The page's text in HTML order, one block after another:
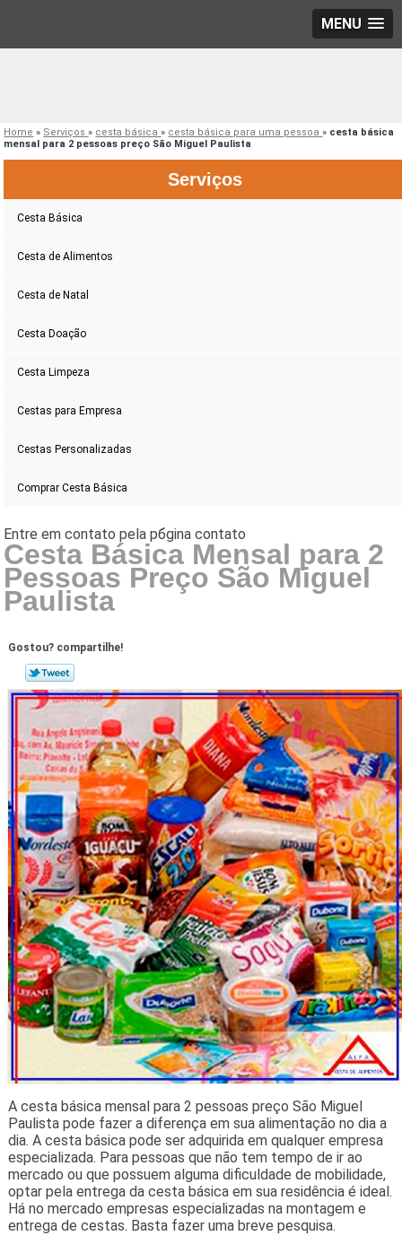
MENU
Home » Serviços» cesta básica» cesta básica para uma pessoa» cesta básica
mensal para 2 pessoas preço São Miguel Paulista
Serviços
Cesta Básica
Cesta de Alimentos
Cesta de Natal
Cesta Doação
Cesta Limpeza
Cestas para Empresa
Cestas Personalizadas
Comprar Cesta Básica
Cesta Básica Mensal para 2
Pessoas Preço São Miguel
Paulista
Gostou? compartilhe!
A cesta básica mensal para 2 pessoas preço São Miguel
Paulista pode fazer a diferença em sua alimentação no dia a
dia. A cesta básica pode ser adquirida em qualquer empresa
especializada. Para pessoas que não tem tempo de ir ao
mercado ou que possuem alguma dificuldade de mobilidade,
optar pela entrega da cesta básica em sua residência é ideal.
Há no mercado empresas especializadas na montagem e
entrega de cestas. Basta fazer uma breve pesquisa.